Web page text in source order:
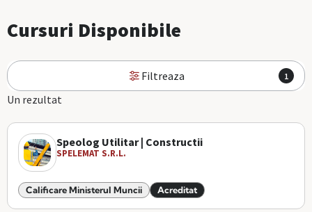
Cursuri Disponibile
Filtreaza 1
Un rezultat
Speolog Utilitar | Constructii
SPELEMAT S.R.L.
Calificare Ministerul Muncii Acreditat